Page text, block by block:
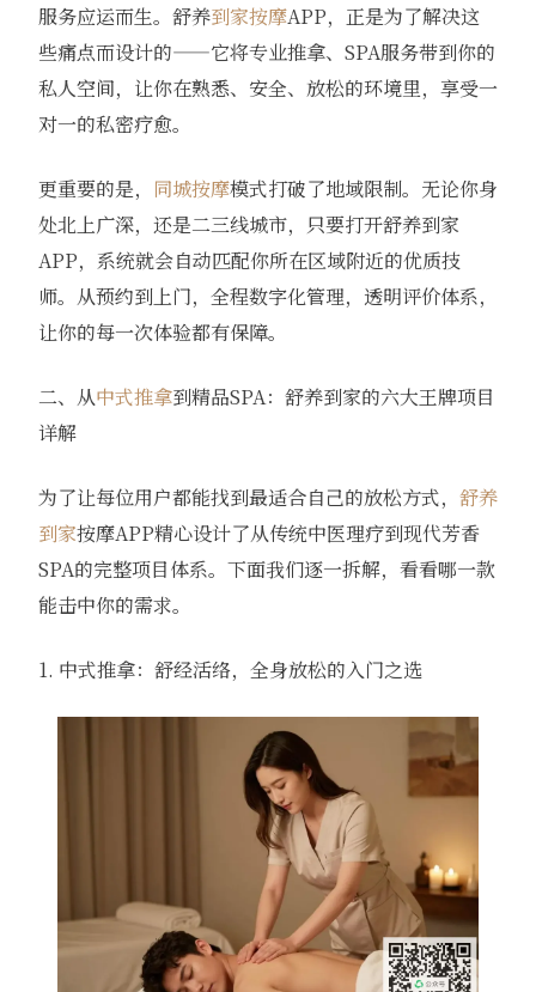
服务应运而生。舒养到家按摩APP，正是为了解决这
些痛点而设计的——它将专业推拿、SPA服务带到你的
私人空间，让你在熟悉、安全、放松的环境里，享受一
对一的私密疗愈。
更重要的是， 同城按摩模式打破了地域限制。无论你身
处北上广深，还是二三线城市，只要打开舒养到家
APP，系统就会自动匹配你所在区域附近的优质技
师。从预约到上门，全程数字化管理，透明评价体系，
让你的每一次体验都有保障。
二、从中式推拿到精品SPA：舒养到家的六大王牌项目
详解
为了让每位用户都能找到最适合自己的放松方式， 舒养
到家按摩APP精心设计了从传统中医理疗到现代芳香
SPA的完整项目体系。下面我们逐一拆解，看看哪一款
能击中你的需求。
1. 中式推拿：舒经活络，全身放松的入门之选